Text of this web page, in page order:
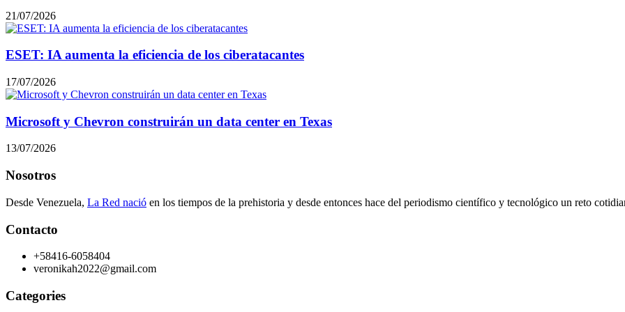
21/07/2026
ESET: IA aumenta la eficiencia de los ciberatacantes
17/07/2026
Microsoft y Chevron construirán un data center en Texas
13/07/2026
Nosotros
Desde Venezuela, La Red nació en los tiempos de la prehistoria y desde entonces hace del periodismo científico y tecnológico un reto
Contacto
+58416-6058404
veronikah2022@gmail.com
Categories